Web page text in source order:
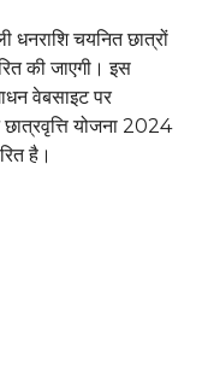
धनराशि चयनित छात्रों
की जाएगी। इस
वेबसाइट पर
योजना 2024
है।